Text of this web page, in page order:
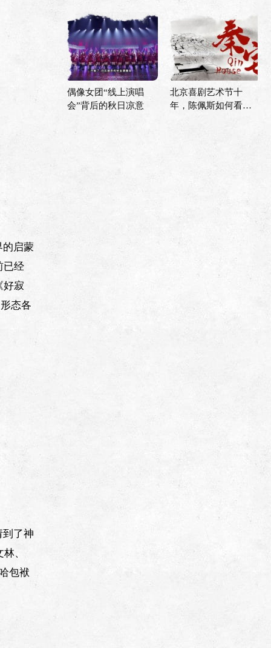
的启蒙
已经
好寂
态各
到了神
、
包袱
偶像女团“线上演唱
会”背后的秋日凉意
北京喜剧艺术节十
年，陈佩斯如何看当